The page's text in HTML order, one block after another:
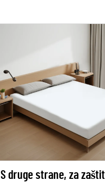
S druge strane, za